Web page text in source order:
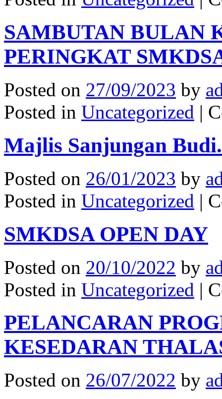
SAMBUTAN BULAN
PERINGKAT
Posted on 27/09/2023 by
Posted in Uncategorized |
Majlis Sanjungan
Posted on 26/01/2023 by
Posted in Uncategorized |
SMKDSA OPEN DAY
Posted on 20/10/2022 by
Posted in Uncategorized |
PELANCARAN
KESEDARAN
Posted on 26/07/2022 by